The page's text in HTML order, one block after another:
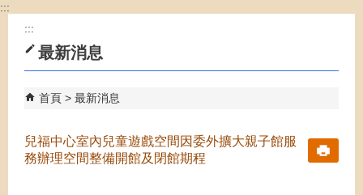
:::
:::
最新消息
首頁 最新消息
兒福中心室內兒童遊戲空間因委外擴大親子館服
務辦理空間整備開館及閉館期程